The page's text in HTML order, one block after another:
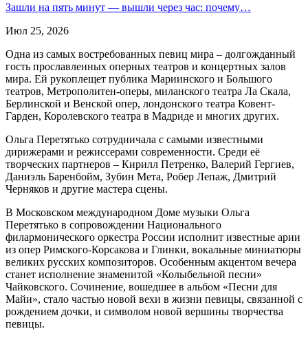
Зашли на пять минут — вышли через час: почему…
Июл 25, 2026
Одна из самых востребованных певиц мира – долгожданный
гость прославленных оперных театров и концертных залов
мира. Ей рукоплещет публика Мариинского и Большого
театров, Метрополитен-оперы, миланского театра Ла Скала,
Берлинской и Венской опер, лондонского театра Ковент-
Гарден, Королевского театра в Мадриде и многих других.
Ольга Перетятько сотрудничала с самыми известными
дирижерами и режиссерами современности. Среди её
творческих партнеров – Кирилл Петренко, Валерий Гергиев,
Даниэль Баренбойм, Зубин Мета, Робер Лепаж, Дмитрий
Черняков и другие мастера сцены.
В Московском международном Доме музыки Ольга
Перетятько в сопровождении Национального
филармонического оркестра России исполнит известные арии
из опер Римского-Корсакова и Глинки, вокальные миниатюры
великих русских композиторов. Особенным акцентом вечера
станет исполнение знаменитой «Колыбельной песни»
Чайковского. Сочинение, вошедшее в альбом «Песни для
Майи», стало частью новой вехи в жизни певицы, связанной с
рождением дочки, и символом новой вершины творчества
певицы.